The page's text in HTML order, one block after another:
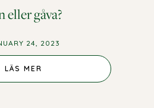
eller gåva?
24, 2023
LÄS MER